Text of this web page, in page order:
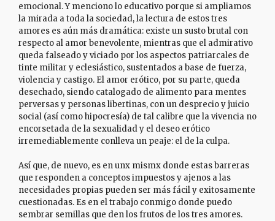
emocional. Y menciono lo educativo porque si ampliamos
la mirada a toda la sociedad, la lectura de estos tres
amores es aún más dramática: existe un susto brutal con
respecto al amor benevolente, mientras que el admirativo
queda falseado y viciado por los aspectos patriarcales de
tinte militar y eclesiástico, sustentados a base de fuerza,
violencia y castigo. El amor erótico, por su parte, queda
desechado, siendo catalogado de alimento para mentes
perversas y personas libertinas, con un desprecio y juicio
social (así como hipocresía) de tal calibre que la vivencia no
encorsetada de la sexualidad y el deseo erótico
irremediablemente conlleva un peaje: el de la culpa.
Así que, de nuevo, es en unx mismx donde estas barreras
que responden a conceptos impuestos y ajenos a las
necesidades propias pueden ser más fácil y exitosamente
cuestionadas. Es en el trabajo conmigo donde puedo
sembrar semillas que den los frutos de los tres amores.